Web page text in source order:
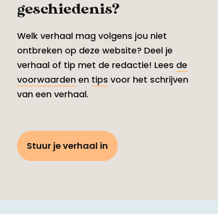
geschiedenis?
Welk verhaal mag volgens jou niet
ontbreken op deze website? Deel je
verhaal of tip met de redactie! Lees de
voorwaarden en tips voor het schrijven
van een verhaal.
Stuur je verhaal in